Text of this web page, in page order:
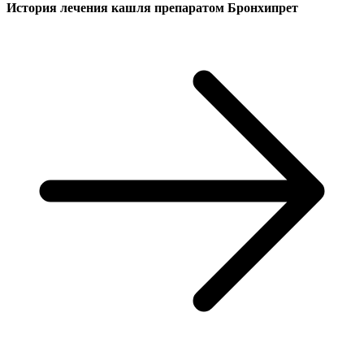
История лечения кашля препаратом Бронхипрет